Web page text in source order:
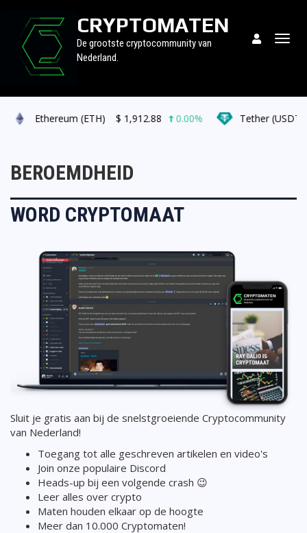
CRYPTOMATEN
De grootste cryptocommunity van
Nederland.
Ethereum (ETH) $1,912.88 0.00% Tether (USDT)
BEROEMDHEID
WORD CRYPTOMAAT
Sluit je gratis aan bij de snelstgroeiende Cryptocommunity
van Nederland!
Toegang tot alle geschreven artikelen en video's
Join onze populaire Discord
Heads-up bij een volgende crash 😉
Leer alles over crypto
Maten houden elkaar op de hoogte
Meer dan 10.000 Cryptomaten!